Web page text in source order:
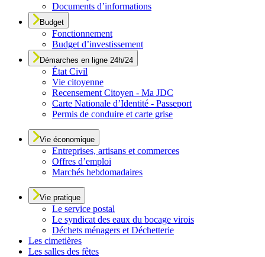
Documents d’informations
Budget
Fonctionnement
Budget d’investissement
Démarches en ligne 24h/24
État Civil
Vie citoyenne
Recensement Citoyen - Ma JDC
Carte Nationale d’Identité - Passeport
Permis de conduire et carte grise
Vie économique
Entreprises, artisans et commerces
Offres d’emploi
Marchés hebdomadaires
Vie pratique
Le service postal
Le syndicat des eaux du bocage virois
Déchets ménagers et Déchetterie
Les cimetières
Les salles des fêtes